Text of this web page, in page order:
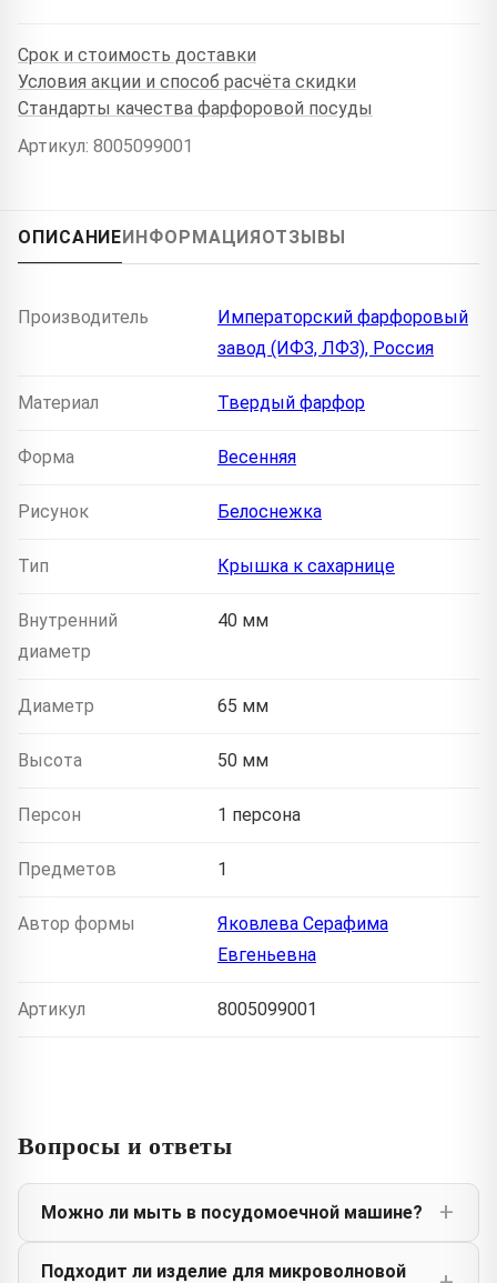
Срок и стоимость доставки
Условия акции и способ расчёта скидки
Стандарты качества фарфоровой посуды
Артикул: 8005099001
ОПИСАНИЕИНФОРМАЦИЯОТЗЫВЫ
Производитель
Императорский фарфоровый
завод (ИФЗ, ЛФЗ), Россия
Материал Твердый фарфор
Форма Весенняя
Рисунок Белоснежка
Тип Крышка к сахарнице
Внутренний
диаметр
40 мм
Диаметр 65 мм
Высота 50 мм
Персон 1 персона
Предметов 1
Автор формы
Яковлева Серафима
Евгеньевна
Артикул 8005099001
Вопросы и ответы
Можно ли мыть в посудомоечной машине?
Подходит ли изделие для микроволновой